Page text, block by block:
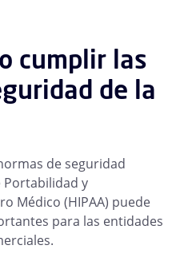
cumplir las
de la
de seguridad
Portabilidad y
Médico (HIPAA) puede
para las entidades